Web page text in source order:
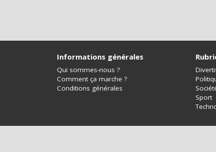
Informations générales
Qui sommes-nous ?
Comment ça marche ?
Conditions générales
Sport